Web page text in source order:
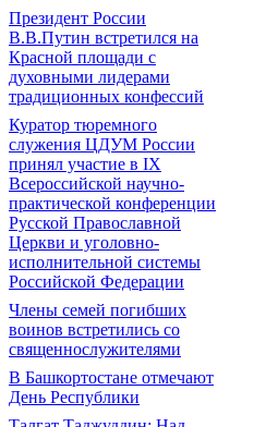
Президент России
В.В.Путин встретился на
Красной площади с
духовными лидерами
традиционных конфессий
Куратор тюремного
служения ЦДУМ России
принял участие в IX
Всероссийской научно-
практической конференции
Русской Православной
Церкви и уголовно-
исполнительной системы
Российской Федерации
Члены семей погибших
воинов встретились со
священнослужителями
В Башкортостане отмечают
День Республики